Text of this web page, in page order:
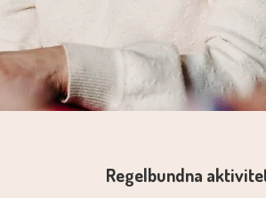
Regelbundna